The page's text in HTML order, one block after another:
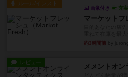
ルール/インスト
画像付き 充実
マーケットフ
約3時間前
レビュー メメントオン